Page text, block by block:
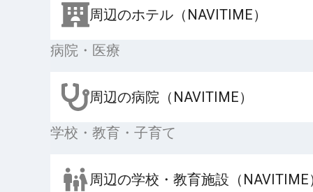
周辺のホテル（NAVITIME）
病院・医療
周辺の病院（NAVITIME）
学校・教育・子育て
周辺の学校・教育施設（NAVITIME